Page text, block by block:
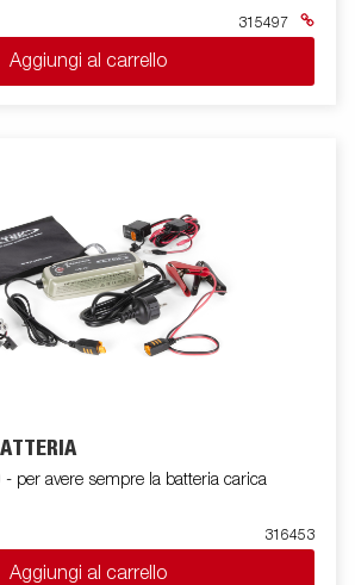
315497
Aggiungi al carrello
- per avere sempre la batteria carica
316453
Aggiungi al carrello